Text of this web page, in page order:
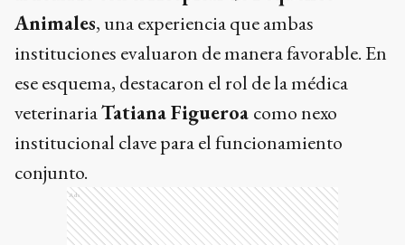
Animales, una experiencia que ambas
instituciones evaluaron de manera favorable. En
ese esquema, destacaron el rol de la médica
veterinariaTatiana Figueroa como nexo
institucional clave para el funcionamiento
conjunto.
Ads